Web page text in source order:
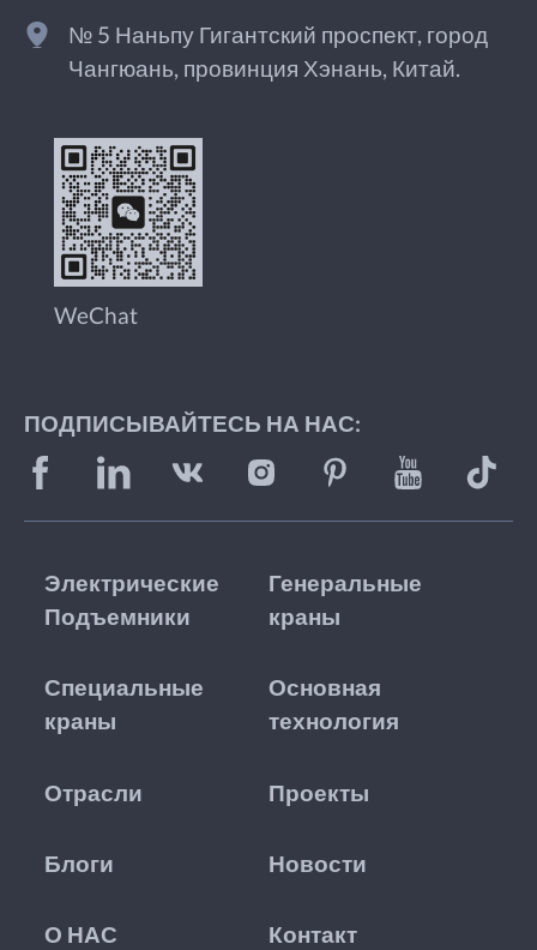
№ 5 Наньпу Гигантский проспект, город
Чангюань, провинция Хэнань, Китай.
WeChat
ПОДПИСЫВАЙТЕСЬ НА НАС:
Электрические
Подъемники
Генеральные
краны
Специальные
краны
Основная
технология
Отрасли Проекты
Блоги Новости
О НАС Контакт